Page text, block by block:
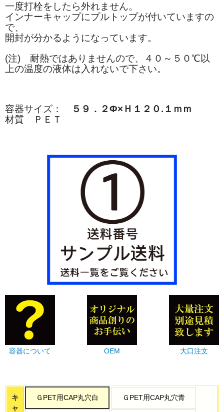
一度打栓をしたら外れません。
インナーキャップにプルトップが付いていますの
で、
開封が分かるようになっています。
(注) 耐熱ではありませんので、４０～５０℃以
上の温度の液体は入れないで下さい。
容器サイズ：
５９．２Φ×Ｈ１２０.１ｍｍ
材質 ＰＥＴ
容器について OEM 大口注文
キ
ャ
ＧPET用CAP丸穴白 ＧPET用CAP丸穴青